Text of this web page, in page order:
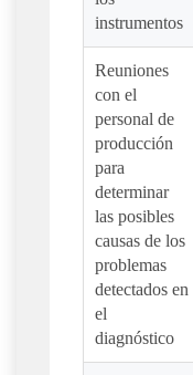
instrumentos
Reuniones
con el
personal de
producción
para
determinar
las posibles
causas de los
problemas
detectados en
el
diagnóstico